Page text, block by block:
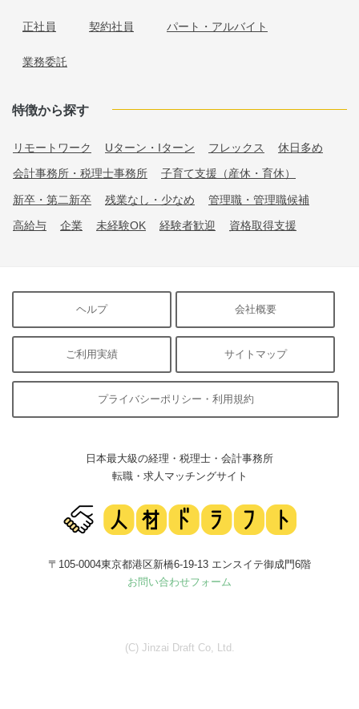
正社員 契約社員 パート・アルバイト
業務委託
特徴から探す
リモートワーク Uターン・Iターン フレックス 休日多め
会計事務所・税理士事務所 子育て支援（産休・育休）
新卒・第二新卒 残業なし・少なめ 管理職・管理職候補
高給与 企業 未経験OK 経験者歓迎 資格取得支援
ヘルプ 会社概要
ご利用実績 サイトマップ
プライバシーポリシー・利用規約
日本最大級の経理・税理士・会計事務所
転職・求人マッチングサイト
〒105-0004東京都港区新橋6-19-13 エンスイテ御成門6階
お問い合わせフォーム
(C) Jinzai Draft Co, Ltd.